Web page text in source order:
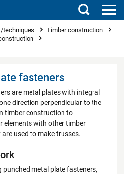
Search
techniques
Timber construction
fasteners
are metal plates with integral
direction perpendicular to the
timber construction to
elements with other timber
used to make trusses.
metal plate fasteners,